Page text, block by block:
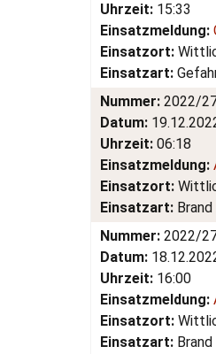
Uhrzeit: 15:33
Einsatzmeldung:
Einsatzort:
Einsatzart:
Nummer: 2022/
Datum:
Uhrzeit: 06:18
Einsatzmeldung:
Einsatzort:
Einsatzart: Brand
Nummer: 2022/
Datum:
Uhrzeit: 16:00
Einsatzmeldung:
Einsatzort:
Einsatzart: Brand